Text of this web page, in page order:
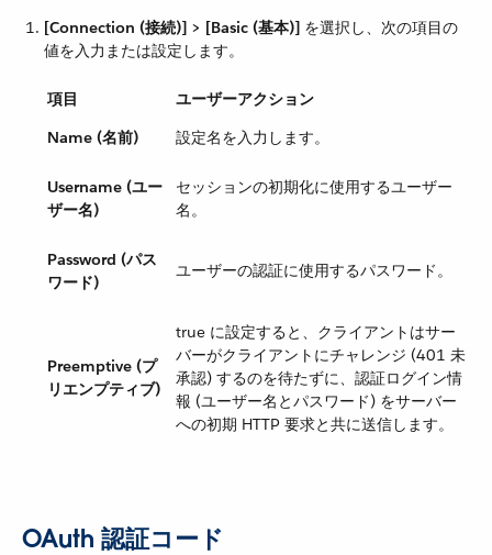
[Connection (接続)] > [Basic (基本)] ​ を選択し、次の項目の
値を入力または設定します。
項目
ユーザーアクション
Name (名前)
設定名を入力します。
Username (ユー
ザー名)
セッションの初期化に使用するユーザー
名。
Password (パス
ワード)
ユーザーの認証に使用するパスワード。
Preemptive (プ
リエンプティブ)
true に設定すると、クライアントはサー
バーがクライアントにチャレンジ (401 未
承認) するのを待たずに、認証ログイン情
報 (ユーザー名とパスワード) をサーバー
への初期 HTTP 要求と共に送信します。
OAuth 認証コード